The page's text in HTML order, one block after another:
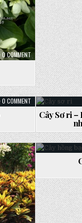
0 COMMENTON
CÂY
ÉN
BẠC
0 COMMENTON
CÂY
CHUỐI
TRÀNG
Posted
in
Cây Sơ ri
in